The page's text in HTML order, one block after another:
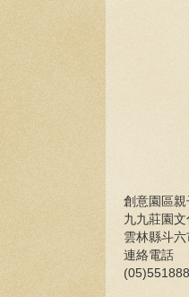
創意園區
九九莊園
雲林縣斗
連絡電話